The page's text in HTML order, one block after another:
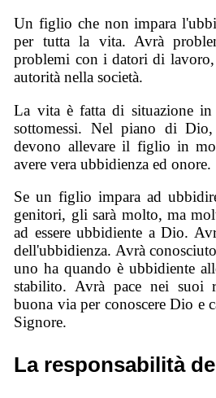
Un figlio che non impara
per tutta la vita. Avrà
problemi con i datori di
autorità nella società.
La vita è fatta di situazione in
sottomessi. Nel piano di
devono allevare il figlio in
avere vera ubbidienza ed onore.
Se un figlio impara ad
genitori, gli sarà molto, ma
ad essere ubbidiente a Dio.
dell'ubbidienza. Avrà
uno ha quando è ubbidiente
stabilito. Avrà pace nei suoi
buona via per conoscere Dio e
Signore.
La responsabilità